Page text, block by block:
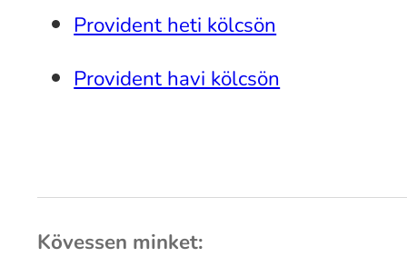
Provident heti kölcsön
Provident havi kölcsön
Kövessen minket: